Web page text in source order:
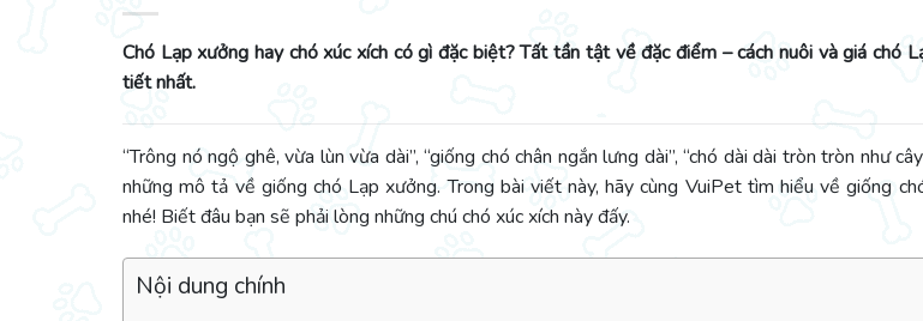
Chó Lạp xưởng hay chó xúc xích có gì đặc biệt? Tất tần tật về đặc điểm – cách nuôi và giá chó
tiết nhất.
“Trông nó ngộ ghê, vừa lùn vừa dài”, “giống chó chân ngắn lưng dài”, “chó dài dài tròn tròn như
những mô tả về giống chó Lạp xưởng.Trong bài viết này, hãy cùng VuiPet tìm hiểu về giống
nhé! Biết đâu bạn sẽ phải lòng những chú chó xúc xích này đấy.
Nội dung chính